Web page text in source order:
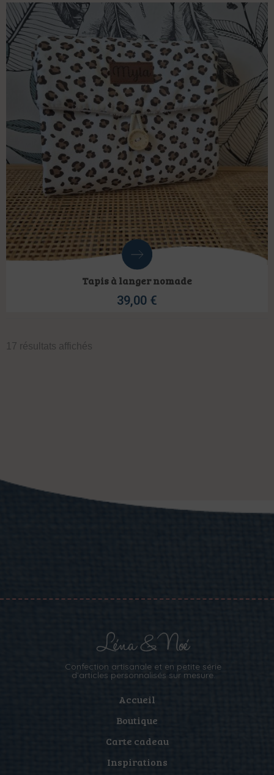
Tapis à langer nomade
39,00 €
17 résultats affichés
Confection artisanale et en petite série
d’articles personnalisés sur mesure.
Accueil
Boutique
Carte cadeau
Inspirations